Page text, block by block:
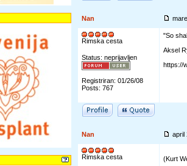
Nan
Rimska cesta
Status: neprijavljen
Registriran: 01/26/08
Posts: 767
"So
Aksel
https://
Nan
Rimska cesta (Kurt